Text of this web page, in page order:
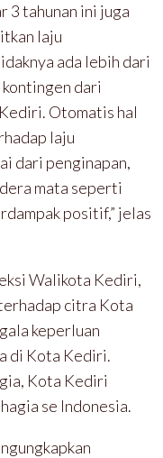
3 tahunan ini juga
laju
ada lebih dari
dari
Otomatis hal
laju
dari penginapan,
mata seperti
positif,” jelas
Walikota Kediri,
citra Kota
keperluan
di Kota Kediri.
Kota Kediri
se Indonesia.